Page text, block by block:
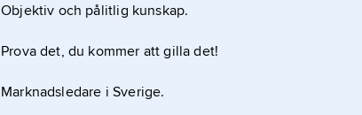
Objektiv och pålitlig kunskap.
Prova det, du kommer att gilla det!
Marknadsledare i Sverige.